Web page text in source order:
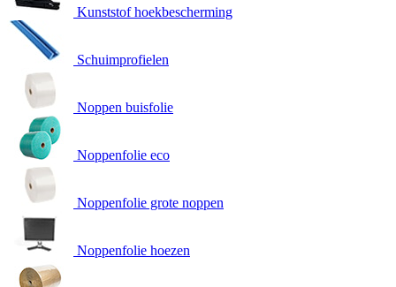
Kunststof hoekbescherming
Schuimprofielen
Noppen buisfolie
Noppenfolie eco
Noppenfolie grote noppen
Noppenfolie hoezen